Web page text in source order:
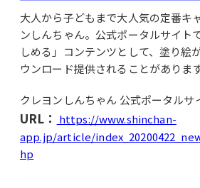
大人から子どもまで大人気の定番キ
ンしんちゃん。公式ポータルサイト
しめる」コンテンツとして、塗り絵
ウンロード提供されることがあります
クレヨンしんちゃん 公式ポータルサ
URL： https://www.shinchan-
app.jp/article/
hp